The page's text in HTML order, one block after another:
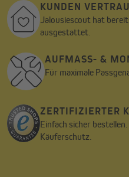
KUNDEN
Jalousiescout hat
ausgestattet.
AUFMASS- &
Für maximale
ZERTIFIZIERTER
Einfach sicher
Käuferschutz.